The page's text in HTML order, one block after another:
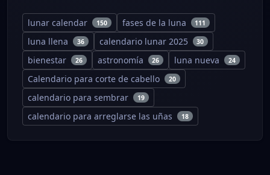
lunar calendar 150 fases de la luna 111
luna llena 36 calendario lunar 2025 30
bienestar 26 astronomía 26 luna nueva 24
Calendario para corte de cabello 20
calendario para sembrar 19
calendario para arreglarse las uñas 18